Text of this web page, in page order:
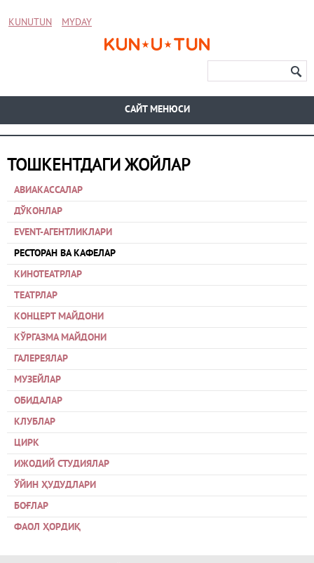
KUNUTUN MYDAY
CАЙТ МЕНЮСИ
ТОШКЕНТДАГИ ЖОЙЛАР
АВИАКАССАЛАР
ДЎКОНЛАР
EVENT-АГЕНТЛИКЛАРИ
РЕСТОРАН ВА КАФЕЛАР
КИНОТЕАТРЛАР
ТЕАТРЛАР
КОНЦЕРТ МАЙДОНИ
КЎРГАЗМА МАЙДОНИ
ГАЛЕРЕЯЛАР
МУЗЕЙЛАР
ОБИДАЛАР
КЛУБЛАР
ЦИРК
ИЖОДИЙ СТУДИЯЛАР
ЎЙИН ҲУДУДЛАРИ
БОҒЛАР
ФАОЛ ҲОРДИҚ